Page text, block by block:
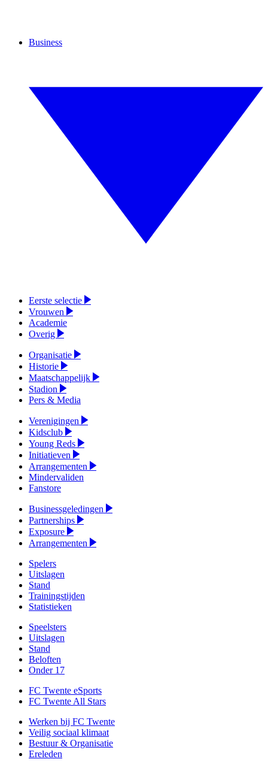
Business
Eerste selectie
Vrouwen
Academie
Overig
Organisatie
Historie
Maatschappelijk
Stadion
Pers & Media
Verenigingen
Kidsclub
Young Reds
Initiatieven
Arrangementen
Mindervaliden
Fanstore
Businessgeledingen
Partnerships
Exposure
Arrangementen
Spelers
Uitslagen
Stand
Trainingstijden
Statistieken
Speelsters
Uitslagen
Stand
Beloften
Onder 17
FC Twente eSports
FC Twente All Stars
Werken bij FC Twente
Veilig sociaal klimaat
Bestuur & Organisatie
Ereleden